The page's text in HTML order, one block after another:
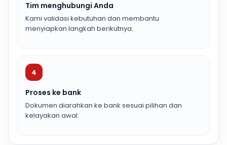
Tim menghubungi Anda
Kami validasi kebutuhan dan membantu
menyiapkan langkah berikutnya.
4
Proses ke bank
Dokumen diarahkan ke bank sesuai pilihan dan
kelayakan awal.